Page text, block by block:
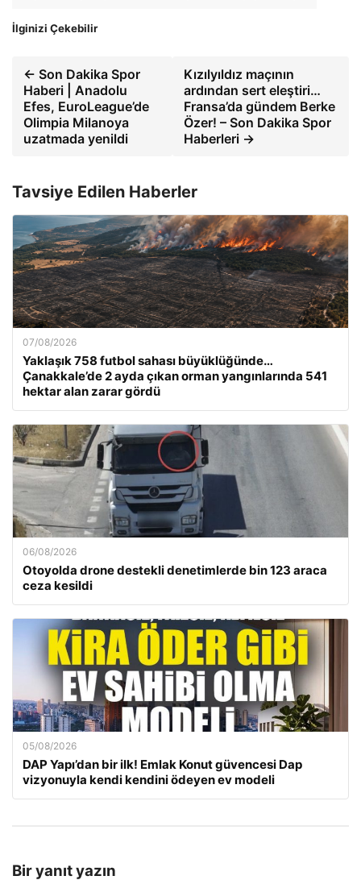
İlginizi Çekebilir
← Son Dakika Spor
Haberi | Anadolu
Efes, EuroLeague’de
Olimpia Milanoya
uzatmada yenildi
Kızılyıldız maçının
ardından sert eleştiri…
Fransa’da gündem Berke
Özer! – Son Dakika Spor
Haberleri →
Tavsiye Edilen Haberler
07/08/2026
Yaklaşık 758 futbol sahası büyüklüğünde…
Çanakkale’de 2 ayda çıkan orman yangınlarında 541
hektar alan zarar gördü
06/08/2026
Otoyolda drone destekli denetimlerde bin 123 araca
ceza kesildi
05/08/2026
DAP Yapı’dan bir ilk! Emlak Konut güvencesi Dap
vizyonuyla kendi kendini ödeyen ev modeli
Bir yanıt yazın